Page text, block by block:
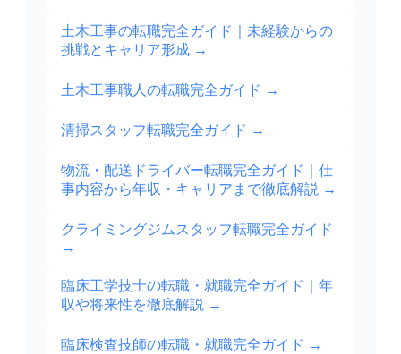
土木工事の転職完全ガイド｜未経験からの
挑戦とキャリア形成 →
土木工事職人の転職完全ガイド →
清掃スタッフ転職完全ガイド →
物流・配送ドライバー転職完全ガイド｜仕
事内容から年収・キャリアまで徹底解説 →
クライミングジムスタッフ転職完全ガイド
→
臨床工学技士の転職・就職完全ガイド｜年
収や将来性を徹底解説 →
臨床検査技師の転職・就職完全ガイド →